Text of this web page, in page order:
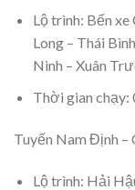
Lộ trình: Bến xe
Long – Thái
Ninh – Xuân
Thời gian chạy:
Tuyến Nam Định –
Lộ trình: Hải